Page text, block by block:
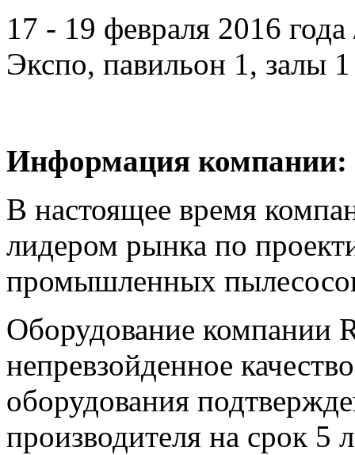
17 - 19 февраля 2016
Экспо, павильон 1, залы
Информация компании:
В настоящее время
лидером рынка по
промышленных
Оборудование компании
непревзойденное
оборудования
производителя на срок 5